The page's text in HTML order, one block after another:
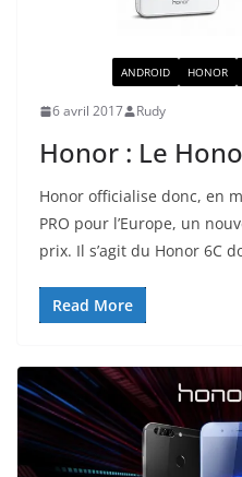
ANDROID HONOR
6 avril 2017 Rudy
Honor : Le
Honor officialise donc, en
PRO pour l’Europe, un
prix. Il s’agit du Honor 6C
Read More